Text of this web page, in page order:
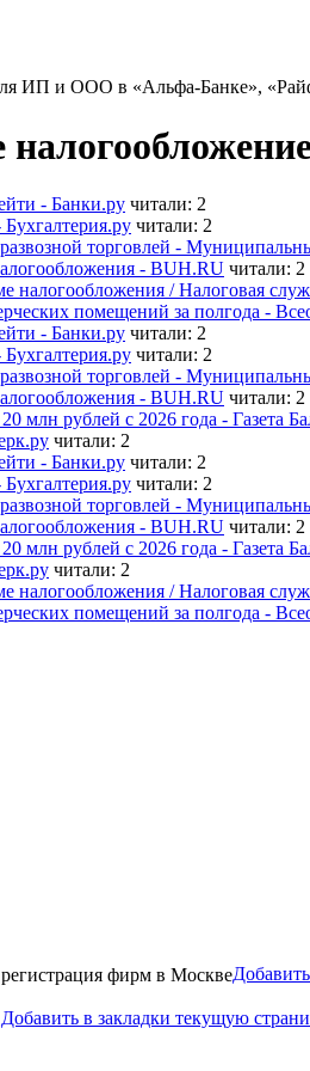
ИП и ООО в «Альфа-Банке»,
- Банки.ру читали: 2
читали: 2
торговлей -
- BUH.RU читали: 2
/ Налоговая
помещений за полгода -
- Банки.ру читали: 2
читали: 2
торговлей -
- BUH.RU читали: 2
рублей с 2026 года - Газета
читали: 2
- Банки.ру читали: 2
читали: 2
торговлей -
- BUH.RU читали: 2
рублей с 2026 года - Газета
читали: 2
/ Налоговая
помещений за полгода -
Добавить в закладки текущую